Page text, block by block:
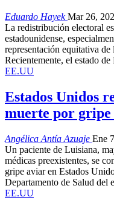
Eduardo HayekMar 26,
La redistribución electoral
estadounidense,
representación equitativa
Recientemente, el estado
EE.UU
Estados Unidos
muerte por
Angélica Antía Azuaje Ene
Un paciente de Luisiana,
médicas preexistentes, se
gripe aviar en Estados
Departamento de Salud del
EE.UU